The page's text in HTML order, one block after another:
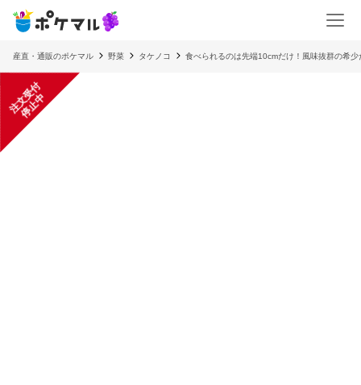
産直・通販のポケマル 野菜 タケノコ 食べられるのは先端10cmだけ！風味抜群の希
注
文
受
付
停
止
中